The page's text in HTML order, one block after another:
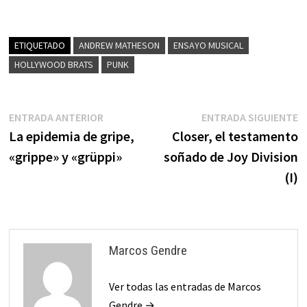
ETIQUETADO ANDREW MATHESON
ENSAYO MUSICAL
HOLLYWOOD BRATS
PUNK
Navegación
de
entradas
ENTRADA ANTERIOREntrada
anterior:
La epidemia de gripe,
«grippe» y «grüppi»
ENTRADA SIGUIENTE
Closer, el testamento
soñado de Joy Division
(I)
Marcos Gendre
Ver todas las entradas de Marcos